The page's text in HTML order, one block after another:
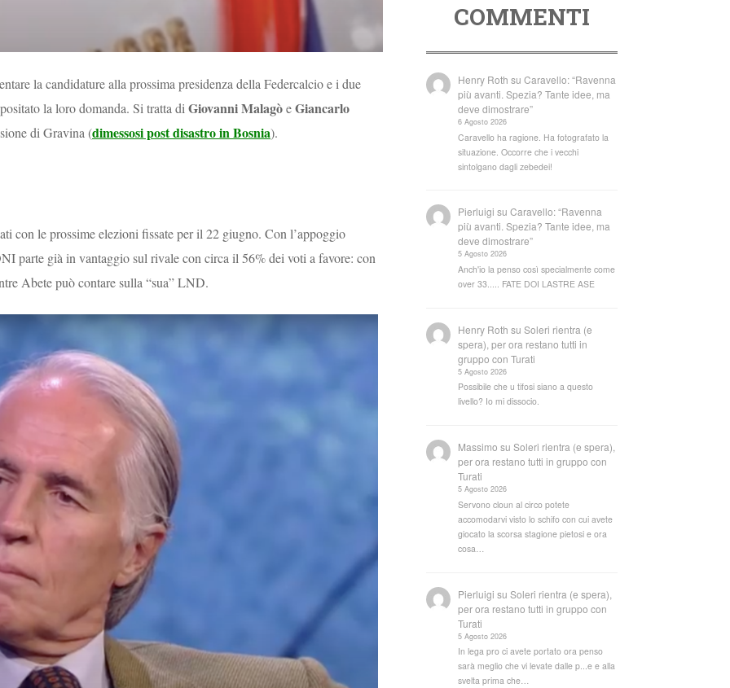
la candidature alla prossima presidenza della Federcalcio e i due
la loro domanda. Si tratta diGiovanni MalagòeGiancarlo
di Gravina (dimessosi post disastro in Bosnia).
con le prossime elezioni fissate per il 22 giugno. Con l’appoggio
parte già in vantaggio sul rivale con circa il 56% dei voti a favore: con
Abete può contare sulla “sua” LND.
COMMENTI
Henry Roth suCaravello: “Ravenna
più avanti. Spezia? Tante idee, ma
deve dimostrare”
6 Agosto 2026
Caravello ha ragione. Ha fotografato la
situazione. Occorre che i vecchi
sintolgano dagli zebedei!
Pierluigi suCaravello: “Ravenna
più avanti. Spezia? Tante idee, ma
deve dimostrare”
5 Agosto 2026
Anch'io la penso così specialmente come
over 33..... FATE DOI LASTRE ASE
Henry Roth suSoleri rientra (e
spera), per ora restano tutti in
gruppo con Turati
5 Agosto 2026
Possibile che u tifosi siano a questo
livello? Io mi dissocio.
Massimo suSoleri rientra (e spera),
per ora restano tutti in gruppo con
Turati
5 Agosto 2026
Servono cloun al circo potete
accomodarvi visto lo schifo con cui avete
giocato la scorsa stagione pietosi e ora
cosa…
Pierluigi suSoleri rientra (e spera),
per ora restano tutti in gruppo con
Turati
5 Agosto 2026
In lega pro ci avete portato ora penso
sarà meglio che vi levate dalle p...e e alla
svelta prima che…